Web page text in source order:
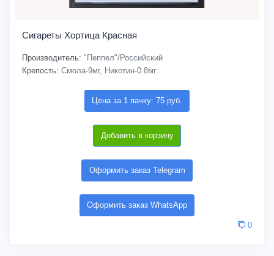
Сигареты Хортица Красная
Производитель: "Пеппел"/Российский
Крепость: Смола-9мг, Никотин-0.8мг
Цена за 1 пачку: 75 руб.
Добавить в корзину
Оформить заказ Telegram
Оформить заказ WhatsApp
0